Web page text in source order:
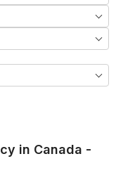
in Canada -